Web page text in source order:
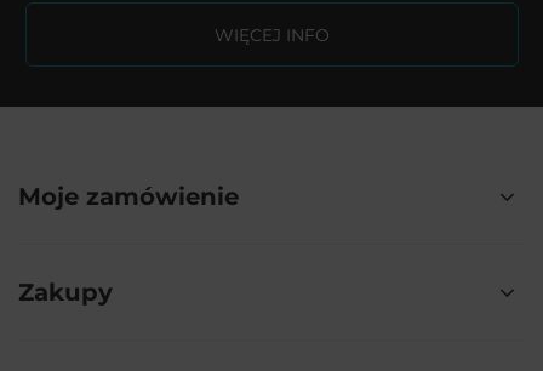
WIĘCEJ INFO
Moje zamówienie
Zakupy